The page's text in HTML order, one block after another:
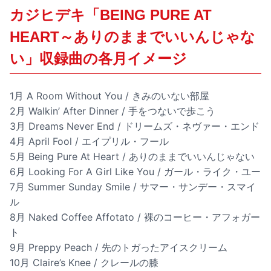
カジヒデキ「BEING PURE AT
HEART～ありのままでいいんじゃな
い」収録曲の各月イメージ
1月 A Room Without You / きみのいない部屋
2月 Walkin’ After Dinner / 手をつないで歩こう
3月 Dreams Never End / ドリームズ・ネヴァー・エンド
4月 April Fool / エイプリル・フール
5月 Being Pure At Heart / ありのままでいいんじゃない
6月 Looking For A Girl Like You / ガール・ライク・ユー
7月 Summer Sunday Smile / サマー・サンデー・スマイ
ル
8月 Naked Coffee Affotato / 裸のコーヒー・アフォガー
ト
9月 Preppy Peach / 先のトガったアイスクリーム
10月 Claire’s Knee / クレールの膝